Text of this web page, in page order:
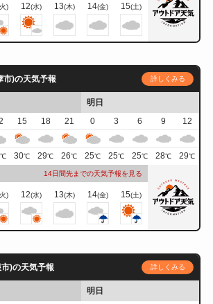
) 12(水) 13(木) 14(金) 15(土)
市)の天気予報 詳しくみる
明日
15 18 21 0 3 6 9
12
℃ 30℃ 29℃ 26℃ 25℃ 25℃ 25℃ 28℃ 29℃
14日間先までの天気予報を見る
) 12(水) 13(木) 14(金) 15(土)
)の天気予報 詳しくみる
明日